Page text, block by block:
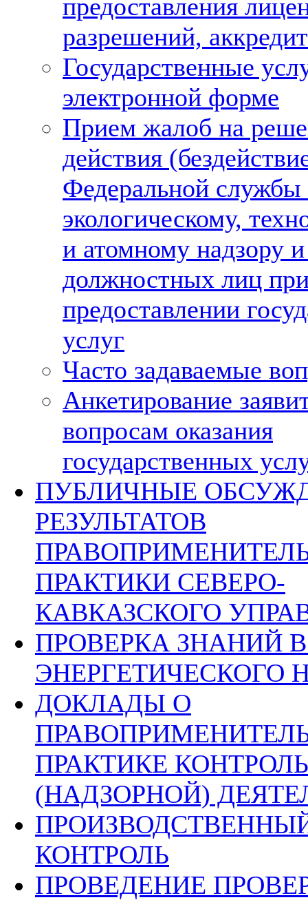
предоставления
разрешений,
Государственные
электронной форме
Прием жалоб на
действия
Федеральной службы
экологическому,
и атомному надзору
должностных лиц
предоставлении
услуг
Часто задаваемые
Анкетирование
вопросам оказания
государственных
ПУБЛИЧНЫЕ
РЕЗУЛЬТАТОВ
ПРАКТИКИ СЕВЕРО-
КАВКАЗСКОГО
ПРОВЕРКА ЗНАНИЙ
ЭНЕРГЕТИЧЕСКОГО
ДОКЛАДЫ О
ПРАКТИКЕ
(НАДЗОРНОЙ)
КОНТРОЛЬ
ПРОВЕДЕНИЕ